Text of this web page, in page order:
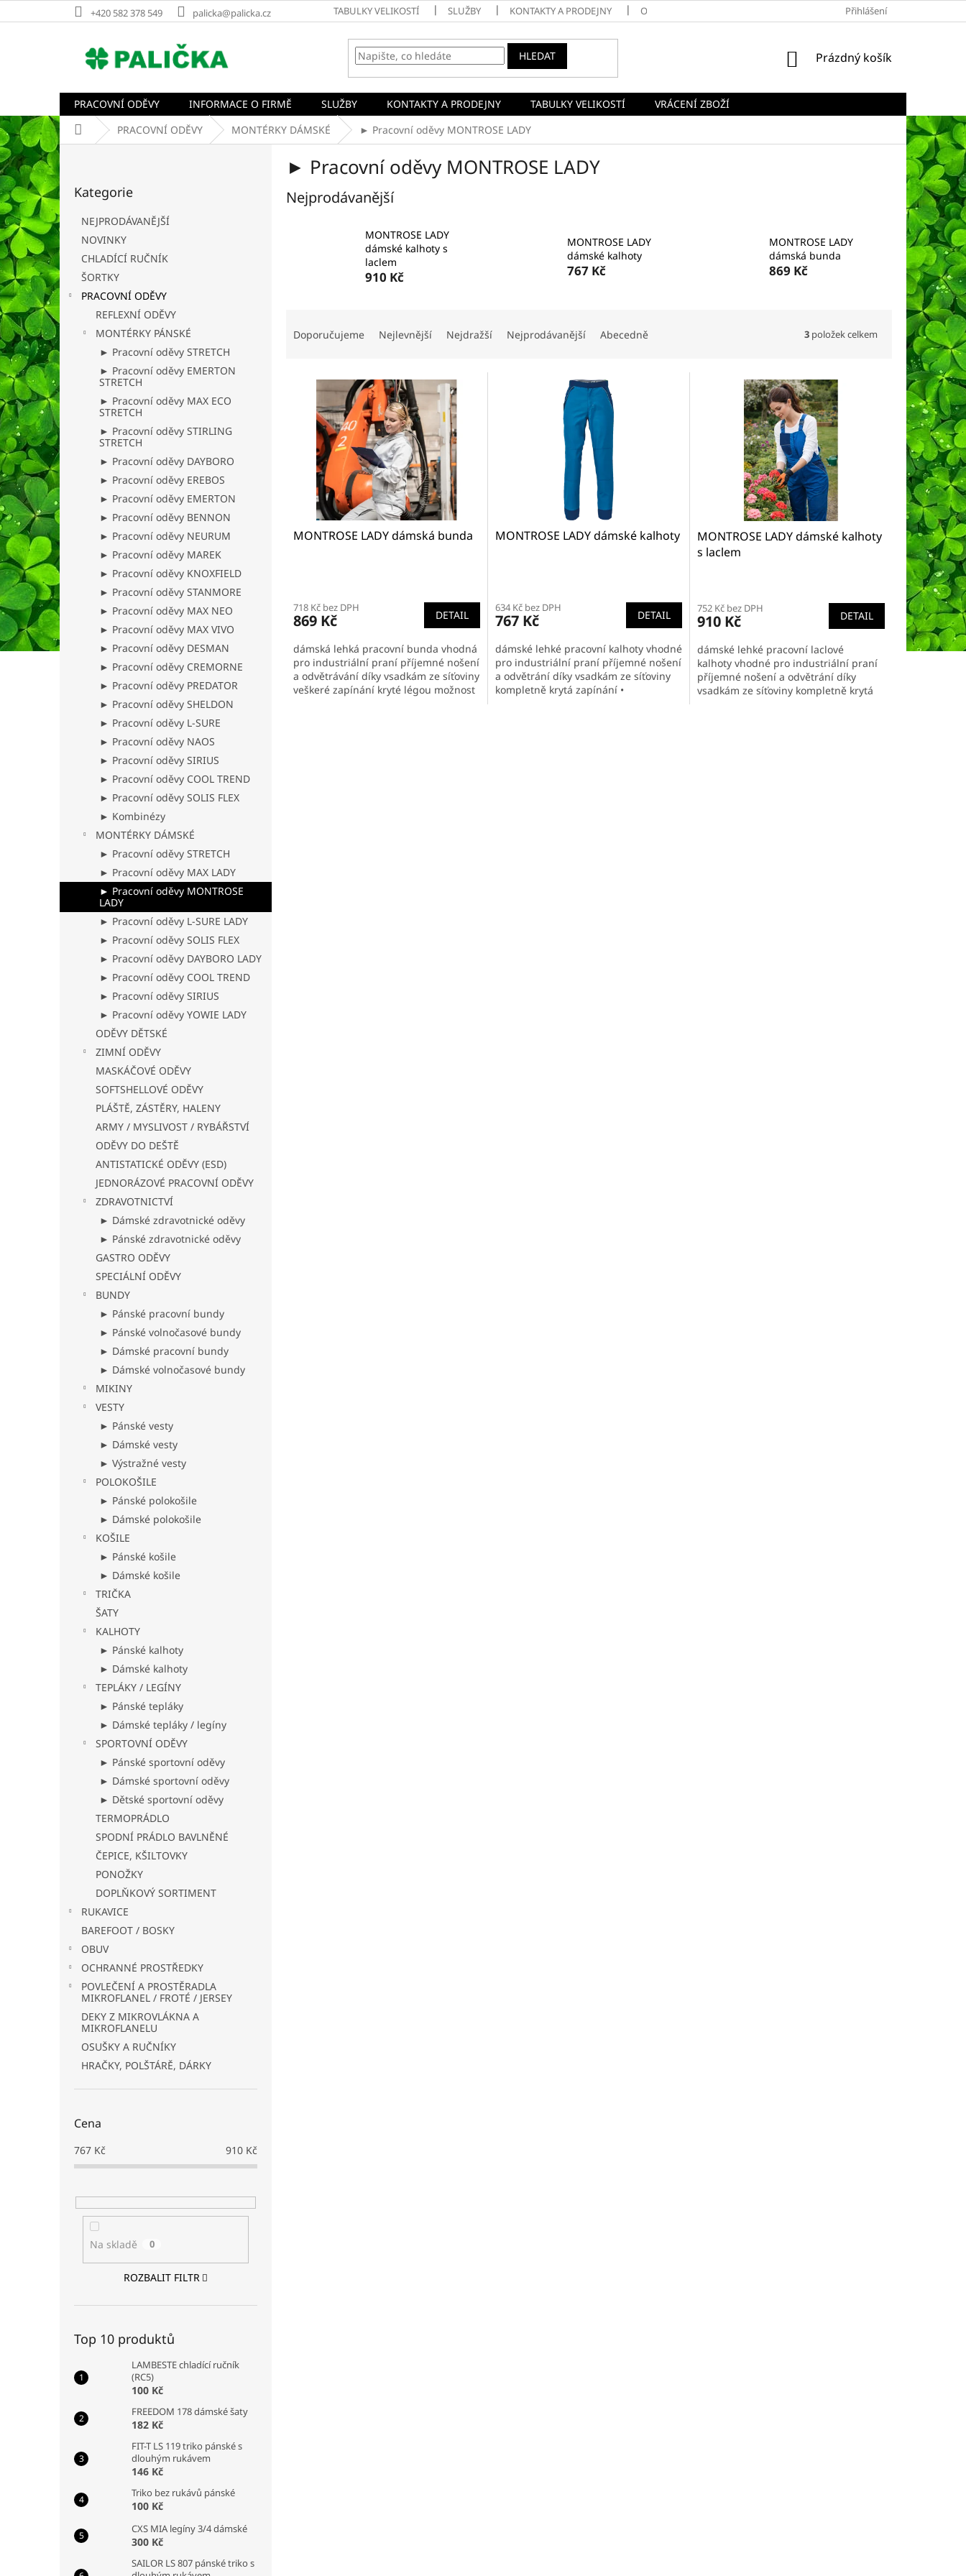
na
+420 582 378 549 palicka@palicka.cz TABULKY VELIKOSTÍ SLUŽBY KONTAKTY A PRODEJNY OBCHODNÍ PODMÍNKY PODMÍNKY OCHRANY OSOBNÍCH ÚDAJŮ
Přihlášení
HLEDAT
NÁKUPNÍ
Prázdný košík
PRACOVNÍ ODĚVY INFORMACE O FIRMĚ SLUŽBY KONTAKTY A PRODEJNY TABULKY VELIKOSTÍ
VRÁCENÍ ZBOŽÍ
Domů PRACOVNÍ ODĚVY MONTÉRKY DÁMSKÉ ► Pracovní oděvy MONTROSE LADY
P
o
s
t
r
a
n
n
í
p
a
n
l
kategorie
Kategorie
NEJPRODÁVANĚJŠÍ
NOVINKY
CHLADÍCÍ RUČNÍK
ŠORTKY
PRACOVNÍ ODĚVY
REFLEXNÍ ODĚVY
MONTÉRKY PÁNSKÉ
► Pracovní oděvy STRETCH
► Pracovní oděvy EMERTON
STRETCH
► Pracovní oděvy MAX ECO
STRETCH
► Pracovní oděvy STIRLING
STRETCH
► Pracovní oděvy DAYBORO
► Pracovní oděvy EREBOS
► Pracovní oděvy EMERTON
► Pracovní oděvy BENNON
► Pracovní oděvy NEURUM
► Pracovní oděvy MAREK
► Pracovní oděvy KNOXFIELD
► Pracovní oděvy STANMORE
► Pracovní oděvy MAX NEO
► Pracovní oděvy MAX VIVO
► Pracovní oděvy DESMAN
► Pracovní oděvy CREMORNE
► Pracovní oděvy PREDATOR
► Pracovní oděvy SHELDON
► Pracovní oděvy L-SURE
► Pracovní oděvy NAOS
► Pracovní oděvy SIRIUS
► Pracovní oděvy COOL TREND
► Pracovní oděvy SOLIS FLEX
► Kombinézy
MONTÉRKY DÁMSKÉ
► Pracovní oděvy STRETCH
► Pracovní oděvy MAX LADY
► Pracovní oděvy MONTROSE
LADY
► Pracovní oděvy L-SURE LADY
► Pracovní oděvy SOLIS FLEX
► Pracovní oděvy DAYBORO LADY
► Pracovní oděvy COOL TREND
► Pracovní oděvy SIRIUS
► Pracovní oděvy YOWIE LADY
ODĚVY DĚTSKÉ
ZIMNÍ ODĚVY
MASKÁČOVÉ ODĚVY
SOFTSHELLOVÉ ODĚVY
PLÁŠTĚ, ZÁSTĚRY, HALENY
ARMY / MYSLIVOST / RYBÁŘSTVÍ
ODĚVY DO DEŠTĚ
ANTISTATICKÉ ODĚVY (ESD)
JEDNORÁZOVÉ PRACOVNÍ ODĚVY
ZDRAVOTNICTVÍ
► Dámské zdravotnické oděvy
► Pánské zdravotnické oděvy
GASTRO ODĚVY
SPECIÁLNÍ ODĚVY
BUNDY
► Pánské pracovní bundy
► Pánské volnočasové bundy
► Dámské pracovní bundy
► Dámské volnočasové bundy
MIKINY
VESTY
► Pánské vesty
► Dámské vesty
► Výstražné vesty
POLOKOŠILE
► Pánské polokošile
► Dámské polokošile
KOŠILE
► Pánské košile
► Dámské košile
TRIČKA
ŠATY
KALHOTY
► Pánské kalhoty
► Dámské kalhoty
TEPLÁKY / LEGÍNY
► Pánské tepláky
► Dámské tepláky / legíny
SPORTOVNÍ ODĚVY
► Pánské sportovní oděvy
► Dámské sportovní oděvy
► Dětské sportovní oděvy
TERMOPRÁDLO
SPODNÍ PRÁDLO BAVLNĚNÉ
ČEPICE, KŠILTOVKY
PONOŽKY
DOPLŇKOVÝ SORTIMENT
RUKAVICE
BAREFOOT / BOSKY
OBUV
OCHRANNÉ PROSTŘEDKY
POVLEČENÍ A PROSTĚRADLA
MIKROFLANEL / FROTÉ / JERSEY
DEKY Z MIKROVLÁKNA A
MIKROFLANELU
OSUŠKY A RUČNÍKY
HRAČKY, POLŠTÁRĚ, DÁRKY
Cena
767 Kč 910 Kč
Na skladě 0
ROZBALIT FILTR
Top 10 produktů
LAMBESTE chladící ručník
(RC5)
100 Kč
FREEDOM 178 dámské šaty
182 Kč
FIT-T LS 119 triko pánské s
dlouhým rukávem
146 Kč
Triko bez rukávů pánské
100 Kč
CXS MIA legíny 3/4 dámské
300 Kč
SAILOR LS 807 pánské triko s
► Pracovní oděvy MONTROSE LADY
Nejprodávanější
MONTROSE LADY
dámské kalhoty s
laclem
910 Kč
MONTROSE LADY
dámské kalhoty
767 Kč
MONTROSE LADY
dámská bunda
869 Kč
Doporučujeme Nejlevnější Nejdražší Nejprodávanější Abecedně 3 položek celkem
MONTROSE LADY dámská bunda
produktu
je
z
5
hvězdiček.
718 Kč bez DPH
869 Kč DETAIL
dámská lehká pracovní bunda vhodná
pro industriální praní příjemné nošení
a odvětrávání díky vsadkám ze síťoviny
veškeré zapínání kryté légou možnost
MONTROSE LADY dámské kalhoty
634 Kč bez DPH
767 Kč DETAIL
dámské lehké pracovní kalhoty vhodné
pro industriální praní příjemné nošení
a odvětrání díky vsadkám ze síťoviny
kompletně krytá zapínání •
MONTROSE LADY dámské kalhoty
s laclem
752 Kč bez DPH
910 Kč DETAIL
dámské lehké pracovní laclové
kalhoty vhodné pro industriální praní
příjemné nošení a odvětrání díky
vsadkám ze síťoviny kompletně krytá